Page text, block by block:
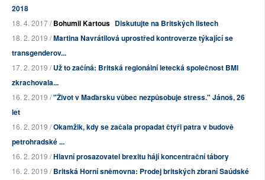
2018
18. 4. 2017 /Bohumil Kartous Diskutujte na Britských listech
18. 2. 2019 /Martina Navrátilová uprostřed kontroverze týkající se
transgenderov...
17. 2. 2019 /Už to začíná: Britská regionální letecká společnost BMI
zkrachovala...
16. 2. 2019 /"Život v Maďarsku vůbec nezpůsobuje stress." Jánoš, 26
let
16. 2. 2019 /Okamžik, kdy se začala propadat čtyři patra v budově
petrohradské ...
16. 2. 2019 /Hlavní prosazovatel brexitu hájí koncentrační tábory
16. 2. 2019 /Britská Horní sněmovna: Prodej britských zbraní Saúdské